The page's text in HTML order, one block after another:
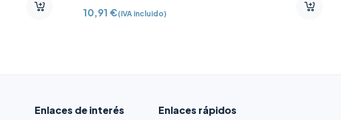
10,91€(IVA incluido)
Enlaces de interés Enlaces rápidos